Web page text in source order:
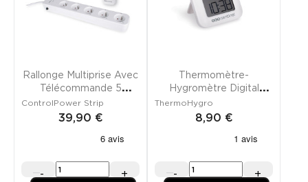
Rallonge Multiprise Avec
Télécommande 5
Canaux
ControlPower Strip
39,90 €
- +
Thermomètre-
Hygromètre Digital
Intérieur
ThermoHygro
8,90 €
- +